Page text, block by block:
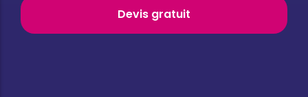
Devis gratuit